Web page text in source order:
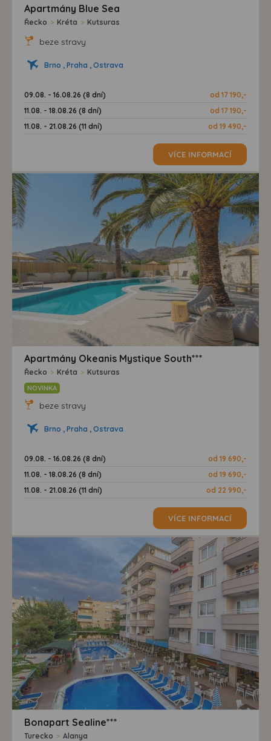
Apartmány Blue Sea
Řecko > Kréta > Kutsuras
beze stravy
Brno , Praha , Ostrava
09.08. - 16.08.26 (8 dní)
od 17 190,-
11.08. - 18.08.26 (8 dní)
od 17 190,-
11.08. - 21.08.26 (11 dní)
od 19 490,-
VÍCE INFORMACÍ
Apartmány Okeanis Mystique South***
Řecko > Kréta > Kutsuras
NOVINKA
beze stravy
Brno , Praha , Ostrava
09.08. - 16.08.26 (8 dní)
od 19 690,-
11.08. - 18.08.26 (8 dní)
od 19 690,-
11.08. - 21.08.26 (11 dní)
od 22 990,-
VÍCE INFORMACÍ
Bonapart Sealine***
Turecko > Alanya